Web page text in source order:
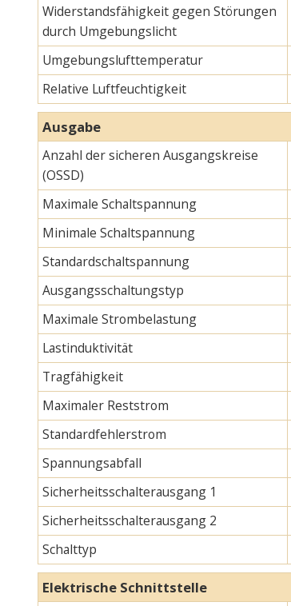
Widerstandsfähigkeit gegen Störungen
durch Umgebungslicht
Umgebungslufttemperatur
Relative Luftfeuchtigkeit
Ausgabe
Anzahl der sicheren Ausgangskreise
(OSSD)
Maximale Schaltspannung
Minimale Schaltspannung
Standardschaltspannung
Ausgangsschaltungstyp
Maximale Strombelastung
Lastinduktivität
Tragfähigkeit
Maximaler Reststrom
Standardfehlerstrom
Spannungsabfall
Sicherheitsschalterausgang 1
Sicherheitsschalterausgang 2
Schalttyp
Elektrische Schnittstelle